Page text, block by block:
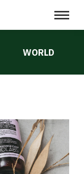
WORLD